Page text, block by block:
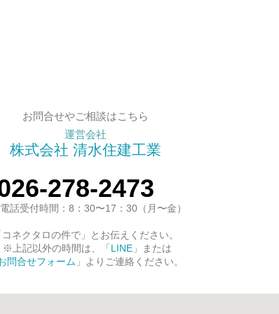
お問合せやご相談はこちら
運営会社
株式会社 清水住建工業
278-2473
電話受付時間：8：30〜17：30（月〜金）
コネクタロの件で」とお伝えください。
※上記以外の時間は、「 LINE」または
問合せフォーム 」よりご連絡ください。